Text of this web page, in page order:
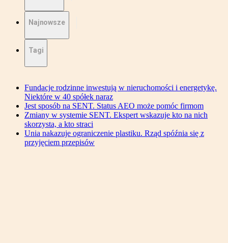
Najnowsze
Tagi
Fundacje rodzinne inwestują w nieruchomości i energetykę.
Niektóre w 40 spółek naraz
Jest sposób na SENT. Status AEO może pomóc firmom
Zmiany w systemie SENT. Ekspert wskazuje kto na nich
skorzysta, a kto straci
Unia nakazuje ograniczenie plastiku. Rząd spóźnia się z
przyjęciem przepisów